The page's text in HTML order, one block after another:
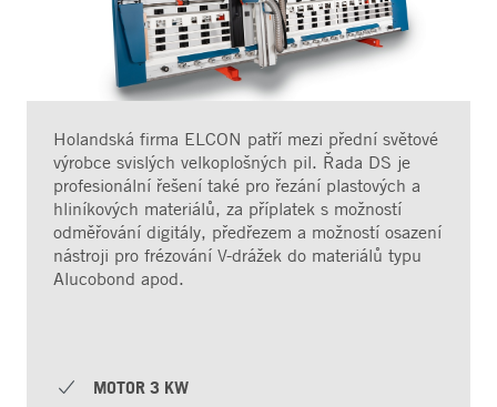
Holandská firma ELCON patří mezi přední světové
výrobce svislých velkoplošných pil. Řada DS je
profesionální řešení také pro řezání plastových a
hliníkových materiálů, za příplatek s možností
odměřování digitály, předřezem a možností osazení
nástroji pro frézování V-drážek do materiálů typu
Alucobond apod.
MOTOR 3 KW